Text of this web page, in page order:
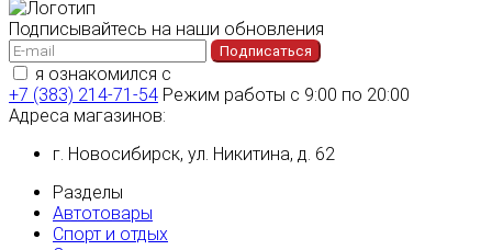
Подписывайтесь на наши обновления
Подписаться
я ознакомился с
+7 (383) 214-71-54 Режим работы с 9:00 по 20:00
Адреса магазинов:
г. Новосибирск, ул. Никитина, д. 62
Разделы
Автотовары
Спорт и отдых